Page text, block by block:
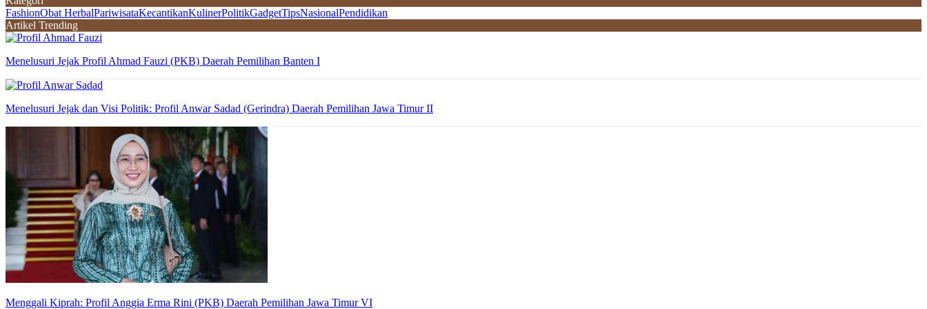
FashionObat HerbalPariwisataKecantikanKulinerPolitikGadgetTipsNasionalPendidikan
Artikel Trending
Menelusuri Jejak Profil Ahmad Fauzi (PKB) Daerah Pemilihan Banten I
Menelusuri Jejak dan Visi Politik: Profil Anwar Sadad (Gerindra) Daerah Pemilihan Jawa Timur II
Menggali Kiprah: Profil Anggia Erma Rini (PKB) Daerah Pemilihan Jawa Timur VI